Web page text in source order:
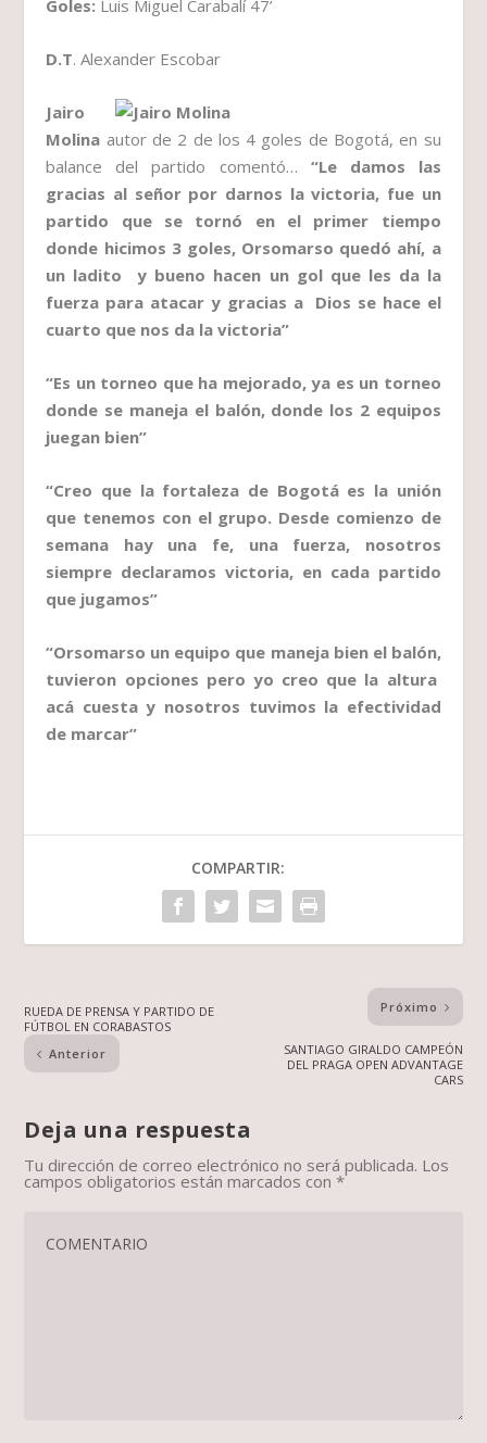
Goles: Luis Miguel Carabalí 47’
D.T. Alexander Escobar
Jairo
Molina autor de 2 de los 4 goles de Bogotá, en su
balance del partido comentó… “Le damos las
gracias al señor por darnos la victoria, fue un
partido que se tornó en el primer tiempo
donde hicimos 3 goles, Orsomarso quedó ahí, a
un ladito y bueno hacen un gol que les da la
fuerza para atacar y gracias a Dios se hace el
cuarto que nos da la victoria”
“Es un torneo que ha mejorado, ya es un torneo
donde se maneja el balón, donde los 2 equipos
juegan bien”
“Creo que la fortaleza de Bogotá es la unión
que tenemos con el grupo. Desde comienzo de
semana hay una fe, una fuerza, nosotros
siempre declaramos victoria, en cada partido
que jugamos”
“Orsomarso un equipo que maneja bien el balón,
tuvieron opciones pero yo creo que la altura
acá cuesta y nosotros tuvimos la efectividad
de marcar”
COMPARTIR:
RUEDA DE PRENSA Y PARTIDO DE
FÚTBOL EN CORABASTOS
Anterior
Próximo
SANTIAGO GIRALDO CAMPEÓN
DEL PRAGA OPEN ADVANTAGE
CARS
Deja una respuesta
Tu dirección de correo electrónico no será publicada. Los
campos obligatorios están marcados con*